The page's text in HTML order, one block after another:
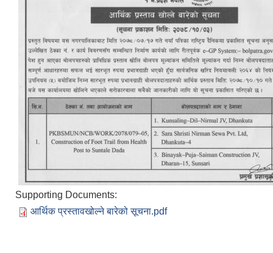
Supporting Documents:
आर्थिक प्रस्तावखोल्ने बारेको सूचना.pdf